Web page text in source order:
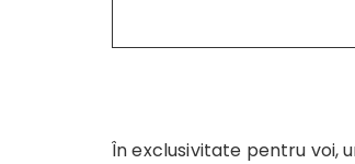
În exclusivitate pentru